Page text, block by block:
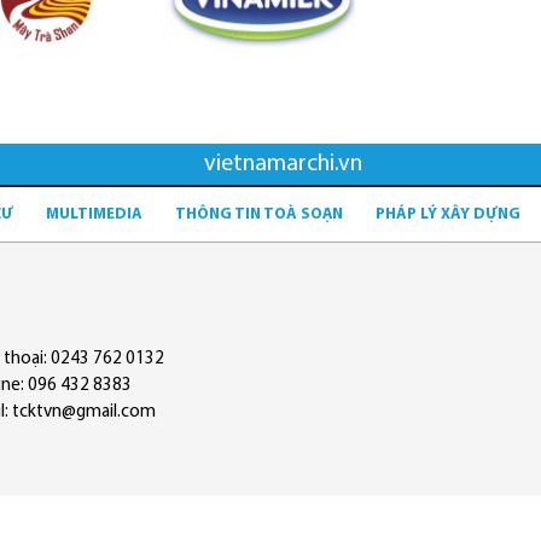
vietnamarchi.vn
MULTIMEDIA THÔNG TIN TOÀ SOẠN PHÁP LÝ XÂY DỰNG
0243 762 0132
096 432 8383
tcktvn@gmail.com